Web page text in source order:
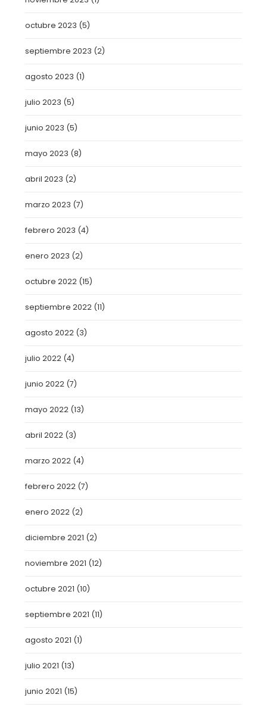
octubre 2023 (5)
septiembre 2023 (2)
agosto 2023 (1)
julio 2023 (5)
junio 2023 (5)
mayo 2023 (8)
abril 2023 (2)
marzo 2023 (7)
febrero 2023 (4)
enero 2023 (2)
octubre 2022 (15)
septiembre 2022 (11)
agosto 2022 (3)
julio 2022 (4)
junio 2022 (7)
mayo 2022 (13)
abril 2022 (3)
marzo 2022 (4)
febrero 2022 (7)
enero 2022 (2)
diciembre 2021 (2)
noviembre 2021 (12)
octubre 2021 (10)
septiembre 2021 (11)
agosto 2021 (1)
julio 2021 (13)
junio 2021 (15)